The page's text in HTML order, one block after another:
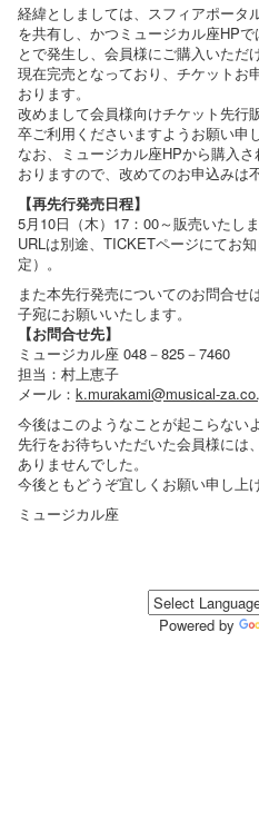
経緯としましては、スフィアポータ
を共有し、かつミュージカル座HP
とで発生し、会員様にご購入いただ
現在完売となっており、チケットお
おります。
改めまして会員様向けチケット先行
卒ご利用くださいますようお願い申
なお、ミュージカル座HPから購入
おりますので、改めてのお申込みは
【再先行発売日程】
5月10日（木）17：00～販売いたしま
URLは別途、TICKETページにてお
定）。
また本先行発売についてのお問合
子宛にお願いいたします。
【お問合せ先】
ミュージカル座 048－825－7460
担当：村上恵子
メール： k.murakami@musical-
今後はこのようなことが起こらない
先行をお待ちいただいた会員様には
ありませんでした。
今後ともどうぞ宜しくお願い申し上
ミュージカル座
Powered by